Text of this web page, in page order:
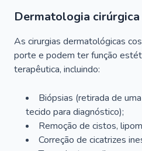
Dermatologia cirúrgica
As cirurgias dermatológicas
porte e podem ter função
terapêutica, incluindo:
Biópsias (retirada de
tecido para diagnóstico);
Remoção de cistos,
Correção de cicatrizes